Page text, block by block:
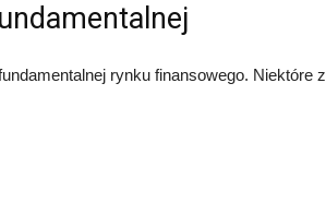
rynku finansowego. Niektóre z